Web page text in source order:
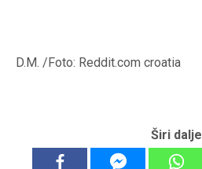
D.M. /Foto: Reddit.com croatia
Širi dalje